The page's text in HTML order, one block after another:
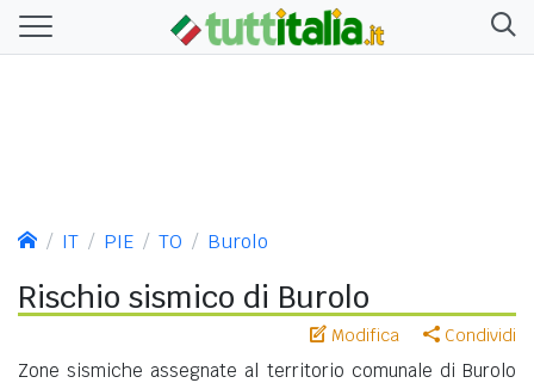
IT PIE TO Burolo
Rischio sismico di Burolo
Modifica Condividi
Zone sismiche assegnate al territorio comunale di Burolo